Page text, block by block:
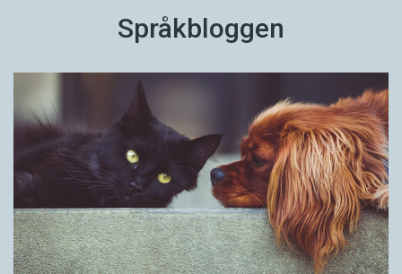
Språkbloggen